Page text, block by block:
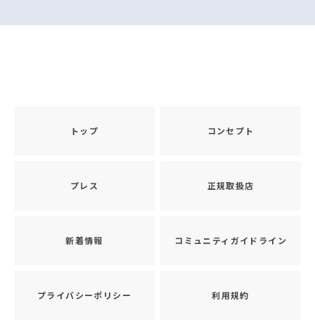
トップ コンセプト
プレス 正規取扱店
新着情報 コミュニティガイドライン
プライバシーポリシー 利用規約